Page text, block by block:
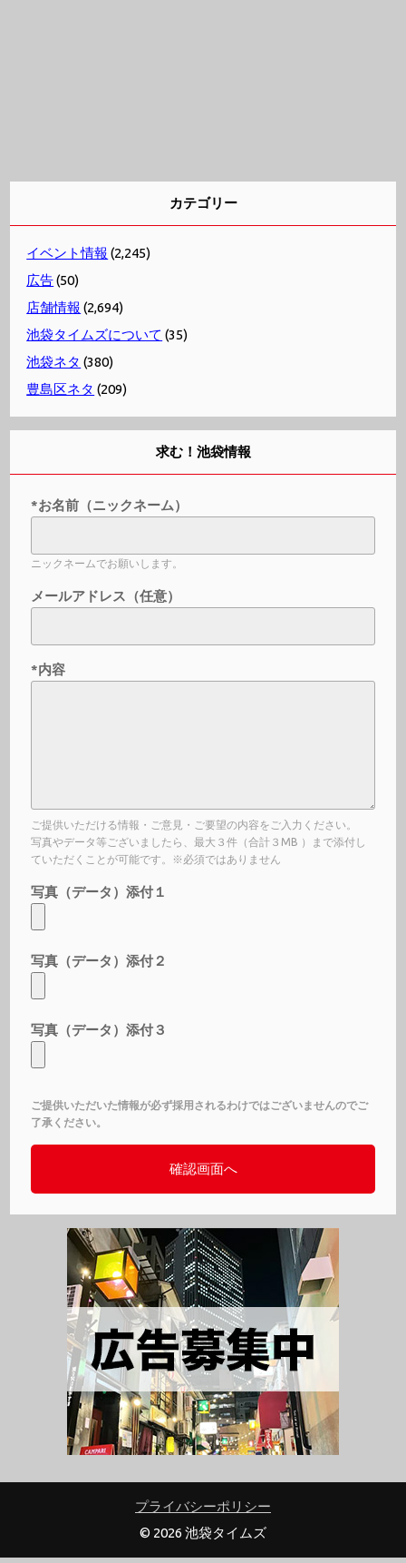
カテゴリー
イベント情報 (2,245)
広告(50)
店舗情報 (2,694)
池袋タイムズについて (35)
池袋ネタ (380)
豊島区ネタ (209)
求む！池袋情報
*お名前（ニックネーム）
ニックネームでお願いします。
メールアドレス（任意）
*内容
ご提供いただける情報・ご意見・ご要望の内容をご入力ください。
写真やデータ等ございましたら、最大３件（合計３MB ）まで添付し
ていただくことが可能です。※必須ではありません
写真（データ）添付１
写真（データ）添付２
写真（データ）添付３
ご提供いただいた情報が必ず採用されるわけではございませんのでご
了承ください。
プライバシーポリシー
© 2026 池袋タイムズ